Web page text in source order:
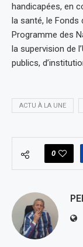
handicapées, en
la santé, le Fonds
Programme des
la supervision de
publics,
ACTU À LA UNE
0